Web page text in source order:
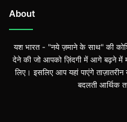
About
यश भारत - "नये ज़माने के साथ" की
देने की जो आपको ज़िंदगी में आगे बढ़ने
लिए। इसलिए आप यहां पाएंगे
बदलती आर्थिक